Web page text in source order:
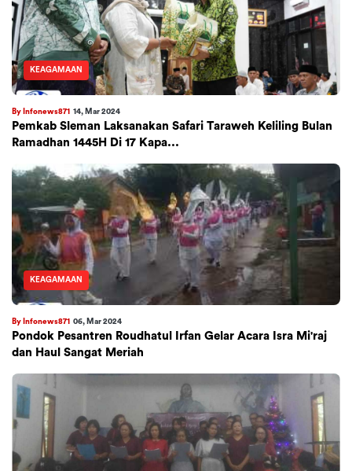
KEAGAMAAN
By Infonews871 14, Mar 2024
Pemkab Sleman Laksanakan Safari Taraweh Keliling Bulan
Ramadhan 1445H Di 17 Kapa...
KEAGAMAAN
By Infonews871 06, Mar 2024
Pondok Pesantren Roudhatul Irfan Gelar Acara Isra Mi'raj
dan Haul Sangat Meriah